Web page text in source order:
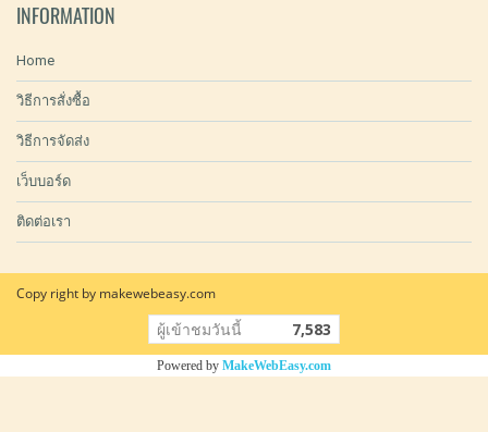
INFORMATION
Home
วิธีการสั่งซื้อ
วิธีการจัดส่ง
เว็บบอร์ด
ติดต่อเรา
Copy right by makewebeasy.com
ผู้เข้าชมวันนี้ 7,583
Powered by MakeWebEasy.com